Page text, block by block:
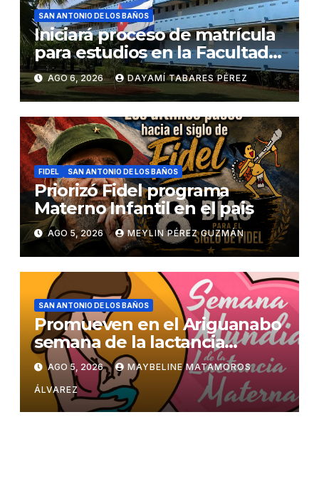
SAN ANTONIO DE LOS BAÑOS
Iniciará proceso de matrícula
para estudios en la Facultad
de Ciencias Médicas
AGO 6, 2026 DAYAMÍ TABARES PÉREZ
FIDEL SAN ANTONIO DE LOS BAÑOS
Priorizó Fidel programa
Materno Infantil en el pais
AGO 5, 2026 MEYLIN PÉREZ GUZMÁN
SAN ANTONIO DE LOS BAÑOS
Promueven en el Ariguanabo
semana de la lactancia
materna
AGO 5, 2026 MAYBELINE MATAMOROS
ÁLVAREZ